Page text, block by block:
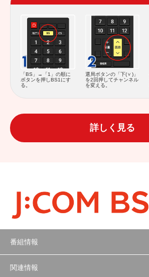
「BS」→「1」の順に
ボタンを押しBS1にす
る。
選局ボタンの「下(
)」
を2回押してチャンネル
を変える。
詳しく見る
番組情報
関連情報